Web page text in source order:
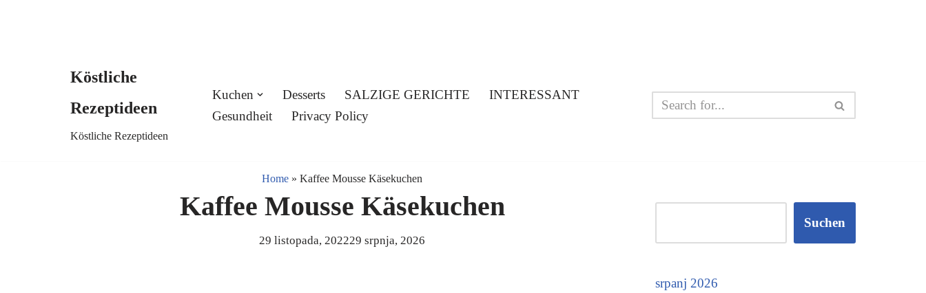
Köstliche
Rezeptideen
Köstliche Rezeptideen
Kuchen Desserts SALZIGE GERICHTE
INTERESSANT
Gesundheit
Privacy Policy
Home » Kaffee Mousse Käsekuchen
Kaffee Mousse Käsekuchen
29 listopada, 202229 srpnja, 2026
Suchen
srpanj 2026